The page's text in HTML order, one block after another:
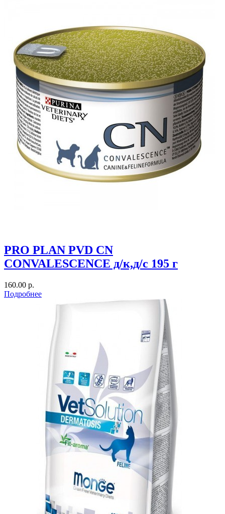
PRO PLAN PVD CN
CONVALESCENCE д/к,д/с 195 г
160.00 р.
Подробнее